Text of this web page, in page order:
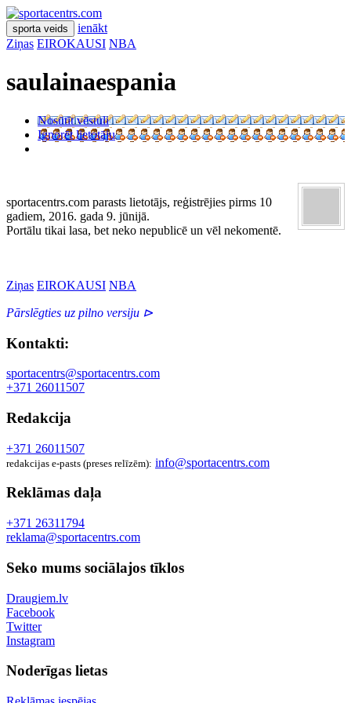
sporta veids
ienākt
Ziņas EIROKAUSI NBA
saulainaespania
Nosūtīt vēstuli
Ignorēt lietotāju
sportacentrs.com parasts lietotājs, reģistrējies pirms 10
gadiem, 2016. gada 9. jūnijā.
Portālu tikai lasa, bet neko nepublicē un vēl nekomentē.
Ziņas EIROKAUSI NBA
Pārslēgties uz pilno versiju ⊳
Kontakti:
sportacentrs@sportacentrs.com
+371 26011507
Redakcija
+371 26011507
redakcijas e-pasts (preses relīzēm): info@sportacentrs.com
Reklāmas daļa
+371 26311794
reklama@sportacentrs.com
Seko mums sociālajos tīklos
Draugiem.lv
Facebook
Twitter
Instagram
Noderīgas lietas